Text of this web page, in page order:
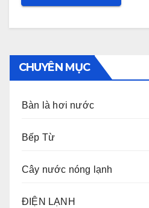
CHUYÊN MỤC
Bàn là hơi nước
Bếp Từ
Cây nước nóng lạnh
ĐIỆN LẠNH